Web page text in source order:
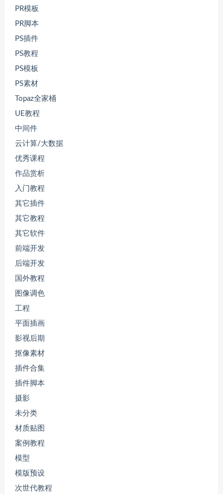
PR模板
PR脚本
PS插件
PS教程
PS模板
PS素材
Topaz全家桶
UE教程
中间件
云计算/大数据
优秀课程
作品赏析
入门教程
其它插件
其它教程
其它软件
前端开发
后端开发
国外教程
图像调色
工程
平面插画
影视后期
抠像素材
插件合集
插件脚本
摄影
未分类
材质贴图
案例教程
模型
模版预设
次世代教程